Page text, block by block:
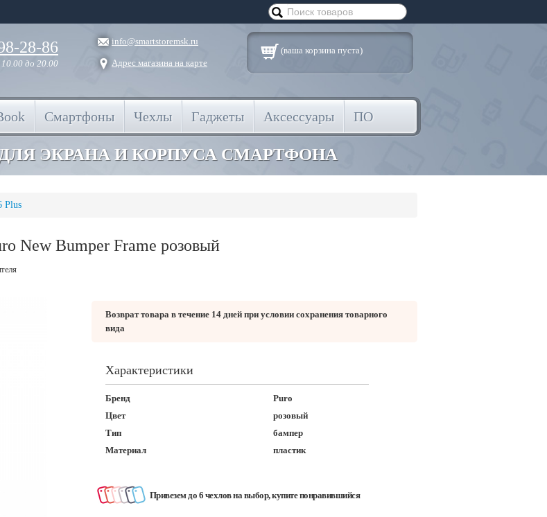
28-86
10.00 до 20.00
info@smartstoremsk.ru
Адрес магазина на карте
(ваша корзина пуста)
Смартфоны Чехлы Гаджеты Аксессуары ПО
ЭКРАНА И КОРПУСА СМАРТФОНА
Plus
New Bumper Frame розовый
Возврат товара в течение 14 дней при условии сохранения товарного
вида
Характеристики
Бренд
Puro
Цвет
розовый
Тип
бампер
Материал
пластик
Привезем до 6 чехлов на выбор, купите понравившийся